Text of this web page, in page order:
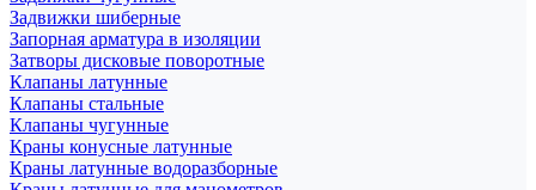
Задвижки шиберные
Запорная арматура в изоляции
Затворы дисковые поворотные
Клапаны латунные
Клапаны стальные
Клапаны чугунные
Краны конусные латунные
Краны латунные водоразборные